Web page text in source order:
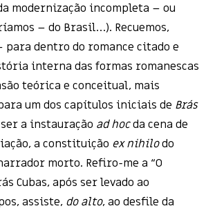
modernização incompleta – ou
– do Brasil…). Recuemos,
para dentro do romance citado e
interna das formas romanescas
teórica e conceitual, mais
um dos capítulos iniciais de Brás
a instauração ad hocda cena de
a constituição ex nihilodo
morto. Refiro-me a “O
Cubas, após ser levado ao
assiste, do alto, ao desfile da